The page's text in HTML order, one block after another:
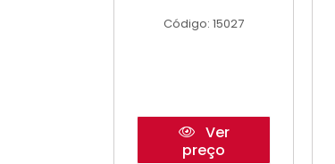
Código: 15027
Ver
preço